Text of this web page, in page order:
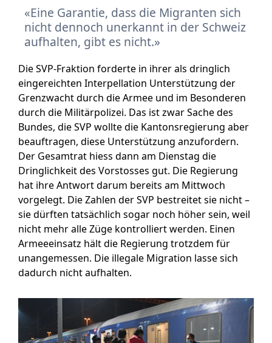
Eine Garantie, dass die Migranten sich
nicht dennoch unerkannt in der Schweiz
aufhalten, gibt es nicht.
Die SVP-Fraktion forderte in ihrer als dringlich
eingereichten Interpellation Unterstützung der
Grenzwacht durch die Armee und im Besonderen
durch die Militärpolizei. Das ist zwar Sache des
Bundes, die SVP wollte die Kantonsregierung aber
beauftragen, diese Unterstützung anzufordern.
Der Gesamtrat hiess dann am Dienstag die
Dringlichkeit des Vorstosses gut. Die Regierung
hat ihre Antwort darum bereits am Mittwoch
vorgelegt. Die Zahlen der SVP bestreitet sie nicht –
sie dürften tatsächlich sogar noch höher sein, weil
nicht mehr alle Züge kontrolliert werden. Einen
Armeeeinsatz hält die Regierung trotzdem für
unangemessen. Die illegale Migration lasse sich
dadurch nicht aufhalten.